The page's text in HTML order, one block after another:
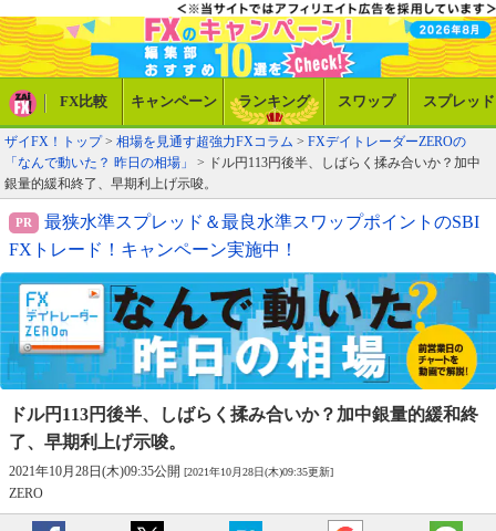
FX比較 キャンペーン ランキング スワップ スプレッド
ザイFX！トップ> 相場を見通す超強力FXコラム > FXデイトレーダーZEROの
「なんで動いた？ 昨日の相場」
> ドル円113円後半、しばらく揉み合いか？加中
銀量的緩和終了、早期利上げ示唆。
最狭水準スプレッド＆最良水準スワップポイントのSBI
FXトレード！キャンペーン実施中！
ドル円113円後半、しばらく揉み合いか？ 加中銀量的緩和終
了、早期利上げ示唆。
2021年10月28日(木)09:35公開 [2021年10月28日(木)09:35更新]
ZERO